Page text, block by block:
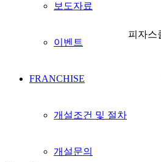
보도자료
이벤트
FRANCHISE
개설조건 및 절차
개설문의
피자스